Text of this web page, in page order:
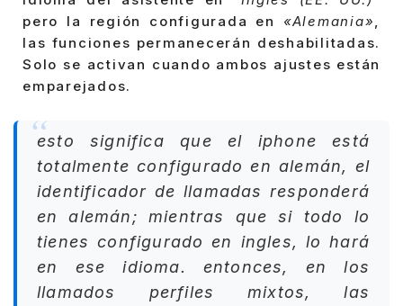
pero la región configurada en «Alemania»,
las funciones permanecerán deshabilitadas.
Solo se activan cuando ambos ajustes están
emparejados.
esto significa que el iphone está
totalmente configurado en alemán, el
identificador de llamadas responderá
en alemán; mientras que si todo lo
tienes configurado en ingles, lo hará
en ese idioma. entonces, en los
llamados perfiles mixtos, las